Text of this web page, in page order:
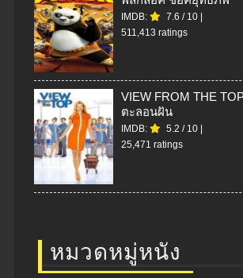
IMDB: 7.6 / 10 |
511,413 ratings
VIEW FROM THE
ตะลอนฝัน
IMDB: 5.2 / 10 |
25,471 ratings
หมวดหมู่หนัง